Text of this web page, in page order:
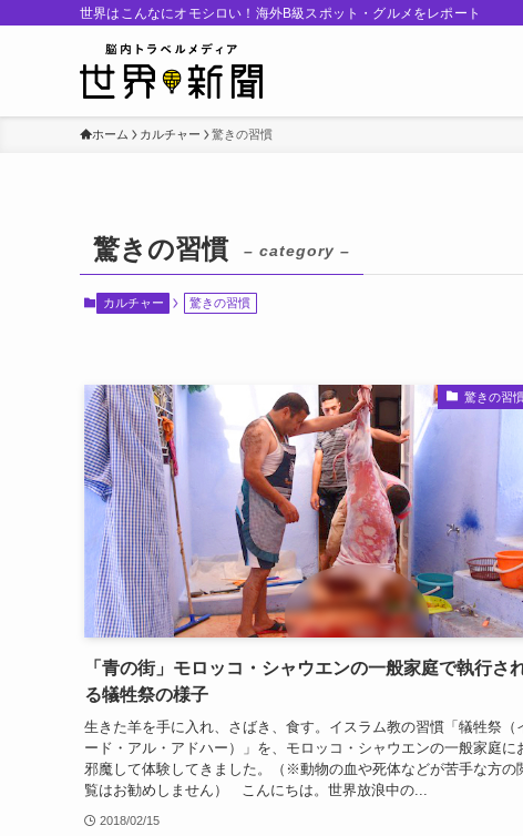
世界はこんなにオモシロい！海外B級スポット・グルメをレポート
ホーム カルチャー 驚きの習慣
驚きの習慣 – category –
カルチャー 驚きの習慣
驚きの習
「青の街」モロッコ・シャウエンの一般家庭で執行さ
る犠牲祭の様子
生きた羊を手に入れ、さばき、食す。イスラム教の習慣「犠牲祭（
ード・アル・アドハー）」を、モロッコ・シャウエンの一般家庭に
邪魔して体験してきました。（※動物の血や死体などが苦手な方の
覧はお勧めしません） こんにちは。世界放浪中の...
2018/02/15